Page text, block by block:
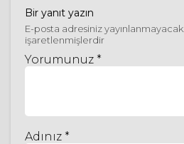
Bir yanıt yazın
E-posta adresiniz yayınlanmayacak.
işaretlenmişlerdir
Yorumunuz *
Adınız *